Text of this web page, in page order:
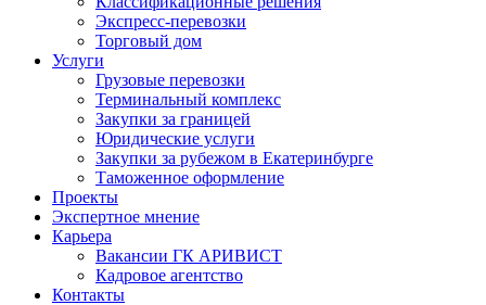
Экспресс-перевозки
Торговый дом
Услуги
Грузовые перевозки
Терминальный комплекс
Закупки за границей
Юридические услуги
Закупки за рубежом в Екатеринбурге
Таможенное оформление
Проекты
Экспертное мнение
Карьера
Вакансии ГК АРИВИСТ
Кадровое агентство
Контакты